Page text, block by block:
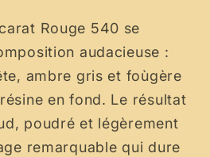
Rouge 540 se
audacieuse :
ambre gris et foùgère
en fond. Le résultat
poudré et légèrement
remarquable qui dure